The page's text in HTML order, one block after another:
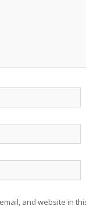
and website in